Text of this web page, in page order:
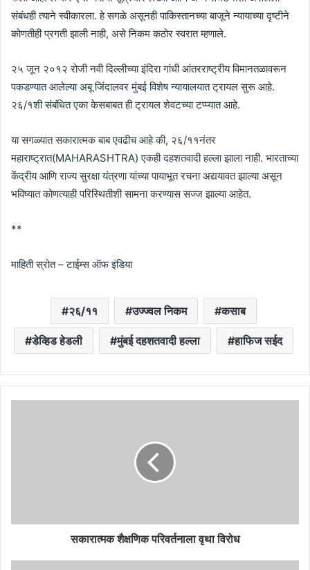
संबंधही त्याने स्वीकारला. हे सगळे असूनही पाकिस्तानच्या बाजूने न्यायाच्या दृष्टीने
कोणतीही प्रगती झाली नाही, असे निकम कठोर स्वरात म्हणाले.
२५ जून २०१२ रोजी नवी दिल्लीच्या इंदिरा गांधी आंतरराष्ट्रीय विमानतळावरून
पकडण्यात आलेल्या अबू जिंदालवर मुंबई विशेष न्यायालयात ट्रायल सुरू आहे.
२६/१शी संबंधित एका केसबाबत ही ट्रायल शेवटच्या टप्प्यात आहे.
या सगळ्यात सकारात्मक बाब एवढीच आहे की, २६/११नंतर
महाराष्ट्रात(MAHARASHTRA) एकही दहशतवादी हल्ला झाला नाही. भारताच्या
केंद्रीय आणि राज्य सुरक्षा यंत्रणा यांच्या पायाभूत रचना अद्ययावत झाल्या असून
भविष्यात कोणत्याही परिस्थितीशी सामना करण्यास सज्ज झाल्या आहेत.
**
माहिती स्रोत – टाईम्स ऑफ इंडिया
२६/११ उज्ज्वल निकम कसाब
डेव्हिड हेडली मुंबई दहशतवादी हल्ला हाफिज सईद
सकारात्मक शैक्षणिक परिवर्तनाला वृथा विरोध